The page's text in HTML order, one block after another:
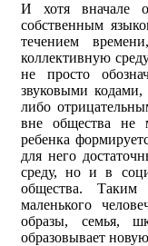
И хотя вначале
собственным
течением
коллективную
не просто
звуковыми
либо
вне общества не
ребенка
для него
среду, но и в
общества.
маленького
образы, семья,
образовывает